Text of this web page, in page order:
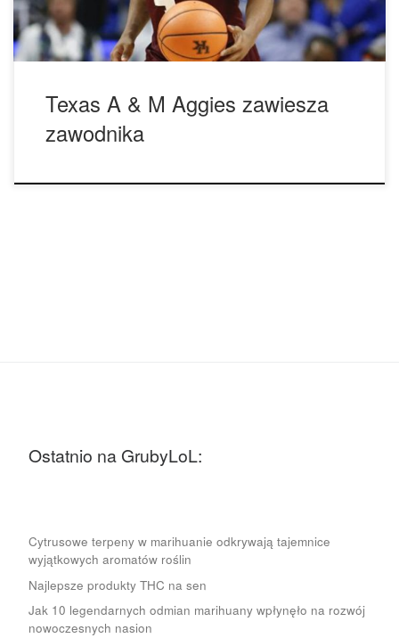
Texas A & M Aggies zawiesza
zawodnika
Ostatnio na GrubyLoL:
Cytrusowe terpeny w marihuanie odkrywają tajemnice
wyjątkowych aromatów roślin
Najlepsze produkty THC na sen
Jak 10 legendarnych odmian marihuany wpłynęło na rozwój
nowoczesnych nasion